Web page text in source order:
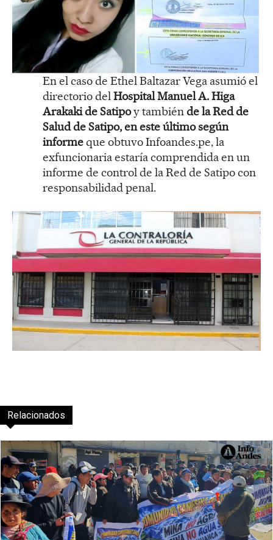
En el caso de Ethel Baltazar Vega asumió el
directorio del Hospital Manuel A. Higa
Arakaki de Satipoy también de la Red de
Salud de Satipo, en este último según
informeque obtuvo Infoandes.pe, la
exfuncionaria estaría comprendida en un
informe de control de la Red de Satipo con
responsabilidad penal.
Relacionados